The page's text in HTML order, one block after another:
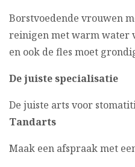
Borstvoedende vrouwen
reinigen met warm water
en ook de fles moet
De juiste specialisatie
De juiste arts voor
Tandarts
Maak een afspraak met